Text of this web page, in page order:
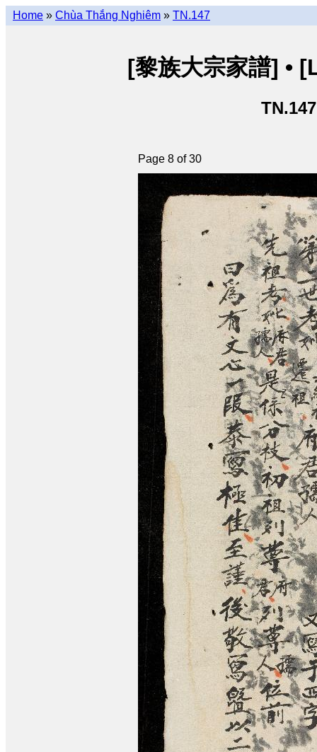
Home » Chùa Thắng Nghiêm » TN.147
[黎族大宗家譜] •
Page 8 of 30